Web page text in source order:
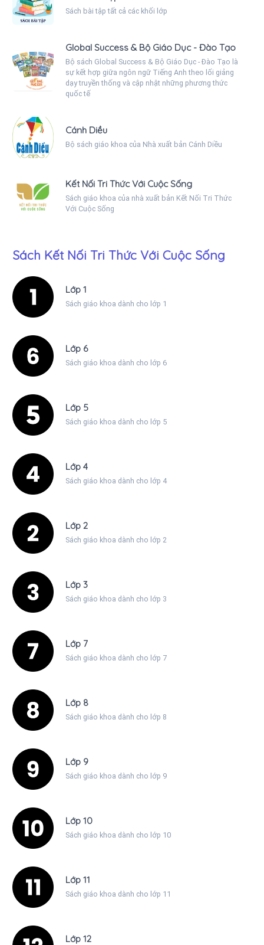
Sách bài tập tất cả các khối lớp
Global Success & Bộ Giáo Dục - Đào Tạo
Bộ sách Global Success & Bộ Giáo Dục - Đào Tạo là
sự kết hợp giữa ngôn ngữ Tiếng Anh theo lối giảng
dạy truyền thống và cập nhật những phương thức
quốc tế
Cánh Diều
Bộ sách giáo khoa của Nhà xuất bản Cánh Diều
Kết Nối Tri Thức Với Cuộc Sống
Sách giáo khoa của nhà xuất bản Kết Nối Tri Thức
Với Cuộc Sống
Sách Kết Nối Tri Thức Với Cuộc Sống
Lớp 1
Sách giáo khoa dành cho lớp 1
Lớp 6
Sách giáo khoa dành cho lớp 6
Lớp 5
Sách giáo khoa dành cho lớp 5
Lớp 4
Sách giáo khoa dành cho lớp 4
Lớp 2
Sách giáo khoa dành cho lớp 2
Lớp 3
Sách giáo khoa dành cho lớp 3
Lớp 7
Sách giáo khoa dành cho lớp 7
Lớp 8
Sách giáo khoa dành cho lớp 8
Lớp 9
Sách giáo khoa dành cho lớp 9
Lớp 10
Sách giáo khoa dành cho lớp 10
Lớp 11
Sách giáo khoa dành cho lớp 11
Lớp 12